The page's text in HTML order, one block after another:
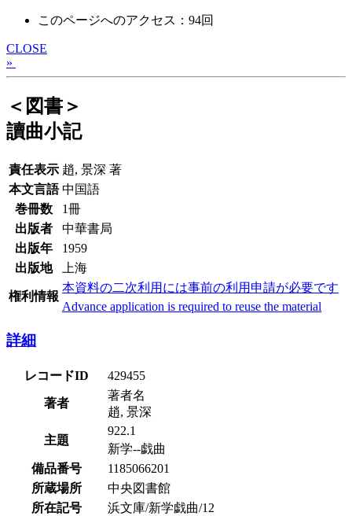
このページへのアクセス：94回
CLOSE
»
＜図書＞
讀曲小記
責任表示 趙, 景深 著
本文言語 中国語
巻冊数
1冊
出版者
中華書局
出版年
1959
出版地
上海
権利情報
本資料の二次利用には事前の利用申請が必要です
Advance application is required to reuse the material
詳細
レコードID 429455
著者
著者名
趙, 景深
主題
922.1
新学--戯曲
備品番号
1185066201
所蔵場所
中央図書館
所在記号
浜文庫/新学戯曲/12